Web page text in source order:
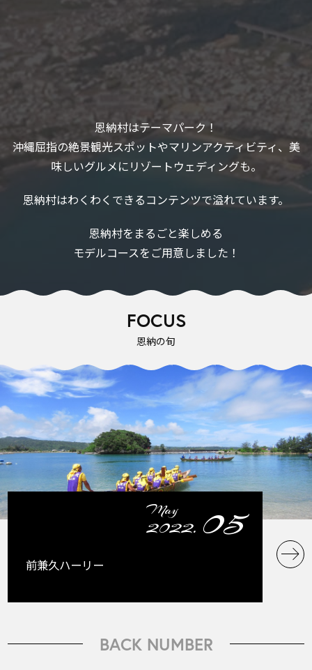
恩納村はテーマパーク！
沖縄屈指の絶景観光スポットやマリンアクティビティ、美
味しいグルメにリゾートウェディングも。
恩納村はわくわくできるコンテンツで溢れています。
恩納村をまるごと楽しめる
モデルコースをご用意しました！
FOCUS
恩納の旬
May
2022. 05
前兼久ハーリー
BACK NUMBER